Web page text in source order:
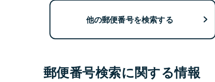
他の郵便番号を検索する
郵便番号検索に関する情報